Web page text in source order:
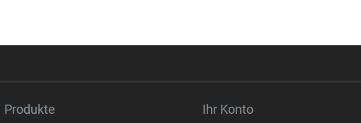
Produkte Ihr Konto